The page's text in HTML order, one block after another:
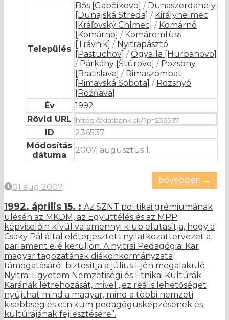
Település
Bős [Gabčíkovo] / Dunaszerdahely
[Dunajská Streda] / Királyhelmec
[Kráľovský Chlmec] / Komárnó
[Komárno] / Komáromfüss
[Trávnik] / Nyitrapásztó
[Pastuchov] / Ógyalla [Hurbanovo]
/ Párkány [Štúrovo] / Pozsony
[Bratislava] / Rimaszombat
[Rimavská Sobota] / Rozsnyó
[Rožňava]
Év
1992
Rövid URL
ID
236537
Módosítás
dátuma
2007. augusztus 1.
bővebben →
01 aug 2007
1992. április 15. : Az SZNT politikai grémiumának
ülésén az MKDM, az Együttélés és az MPP
képviselőin kívül valamennyi klub elutasítja, hogy a
Csáky Pál által előterjesztett nyilatkozattervezet a
parlament elé kerüljön. A nyitrai Pedagógiai Kar
magyar tagozatának diákönkormányzata
támogatásáról biztosítja a július l-jén megalakuló
Nyitrai Egyetem Nemzetiségi és Etnikai Kultúrák
Karának létrehozását, mivel „ez reális lehetőséget
nyújthat mind a magyar, mind a többi nemzeti
kisebbség és etnikum pedagógusképzésének és
kultúrájának fejlesztésére”.